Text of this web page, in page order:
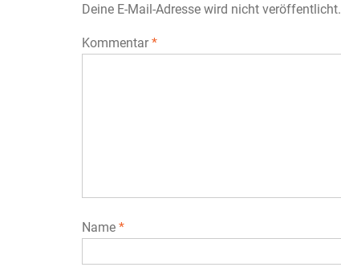
Deine E-Mail-Adresse wird nicht veröffentlicht.
Kommentar*
Name *